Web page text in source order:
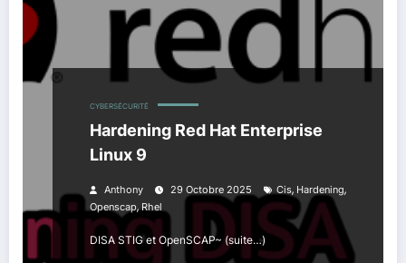
CYBERSÉCURITÉ
Hardening Red Hat Enterprise
Linux 9
Anthony 29 Octobre 2025 Cis, Hardening,
Openscap,Rhel
DISA STIG et OpenSCAP~ (suite…)